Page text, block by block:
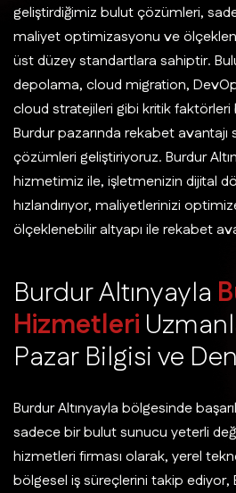
geliştirdiğimiz bulut çözümleri,
maliyet optimizasyonu ve
üst düzey standartlara sahiptir.
depolama, cloud migration,
cloud stratejileri gibi kritik faktörleri
Burdur pazarında rekabet
çözümleri geliştiriyoruz. Burdur
hizmetimiz ile, işletmenizin dijital
hızlandırıyor, maliyetlerinizi
ölçeklenebilir altyapı ile rekabet
BurdurAltınyayla B
Hizmetleri Uzmanl
Pazar Bilgisive Den
Burdur Altınyayla bölgesinde
sadece bir bulut sunucu yeterli
hizmetleri firması olarak, yerel
bölgesel iş süreçlerini takip ediyor,